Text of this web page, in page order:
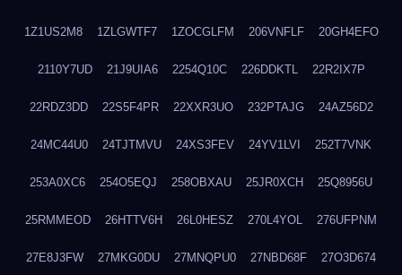
1Z1US2M8 1ZLGWTF7 1ZOCGLFM 206VNFLF 20GH4EFO
2110Y7UD 21J9UIA6 2254Q10C 226DDKTL 22R2IX7P
22RDZ3DD 22S5F4PR 22XXR3UO 232PTAJG 24AZ56D2
24MC44U0 24TJTMVU 24XS3FEV 24YV1LVI 252T7VNK
253A0XC6 254O5EQJ 258OBXAU 25JR0XCH 25Q8956U
25RMMEOD 26HTTV6H 26L0HESZ 270L4YOL 276UFPNM
27E8J3FW 27MKG0DU 27MNQPU0 27NBD68F 27O3D674